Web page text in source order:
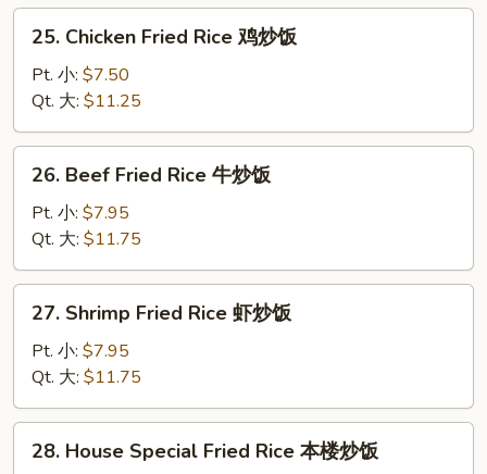
叉
Chicken
Fried
Rice
鸡
炒
25. Chicken Fried Rice 鸡炒饭
Pt. 小: $7.50
Qt. 大: $11.25
Beef
Fried
Rice
牛
炒
26. Beef Fried Rice 牛炒饭
Pt. 小: $7.95
Qt. 大: $11.75
Shrimp
Fried
Rice
虾
炒
27. Shrimp Fried Rice 虾炒饭
Pt. 小: $7.95
Qt. 大: $11.75
House
28. House Special Fried Rice 本楼炒饭